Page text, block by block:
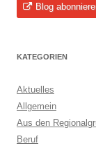
Blog
KATEGORIEN
Aktuelles
Allgemein
Aus den
Beruf